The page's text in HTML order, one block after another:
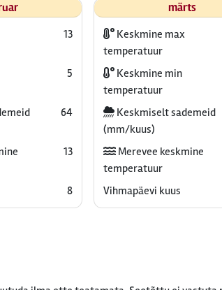
13
5
64
13
8
märts
Keskmine max
temperatuur
Keskmine min
temperatuur
Keskmiselt sademeid
(mm/kuus)
Merevee keskmine
temperatuur
Vihmapäevi kuus